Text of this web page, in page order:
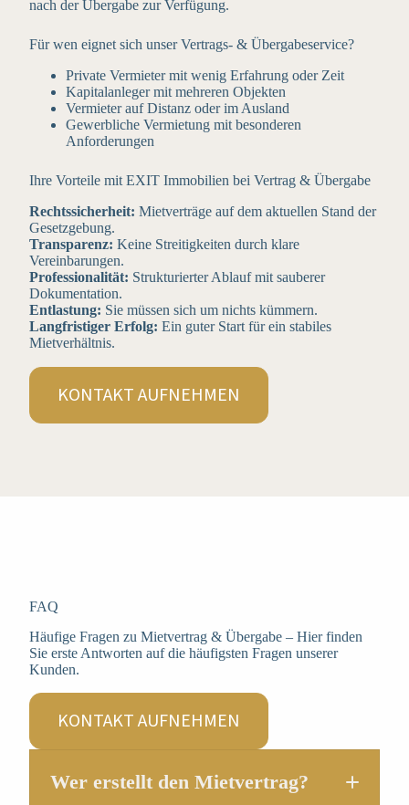
nach der Übergabe zur Verfügung.
Für wen eignet sich unser Vertrags- & Übergabeservice?
Private Vermieter mit wenig Erfahrung oder Zeit
Kapitalanleger mit mehreren Objekten
Vermieter auf Distanz oder im Ausland
Gewerbliche Vermietung mit besonderen
Anforderungen
Ihre Vorteile mit EXIT Immobilien bei Vertrag & Übergabe
Rechtssicherheit: Mietverträge auf dem aktuellen Stand der
Gesetzgebung.
Transparenz: Keine Streitigkeiten durch klare
Vereinbarungen.
Professionalität: Strukturierter Ablauf mit sauberer
Dokumentation.
Entlastung: Sie müssen sich um nichts kümmern.
Langfristiger Erfolg: Ein guter Start für ein stabiles
Mietverhältnis.
KONTAKT AUFNEHMEN
FAQ
Häufige Fragen zu Mietvertrag & Übergabe – Hier finden
Sie erste Antworten auf die häufigsten Fragen unserer
Kunden.
KONTAKT AUFNEHMEN
Wer erstellt den Mietvertrag?